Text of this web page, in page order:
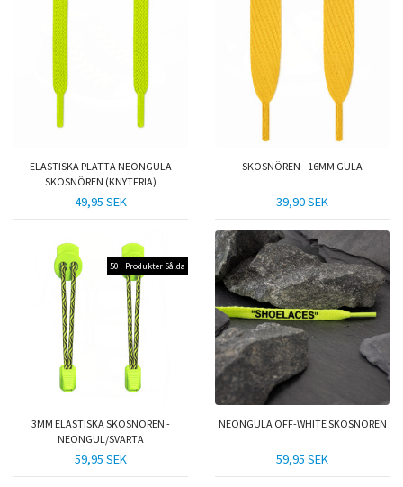
ELASTISKA PLATTA NEONGULA
SKOSNÖREN (KNYTFRIA)
49,95 SEK
SKOSNÖREN - 16MM GULA
39,90 SEK
50+ Produkter Sålda
3MM ELASTISKA SKOSNÖREN -
NEONGUL/SVARTA
59,95 SEK
NEONGULA OFF-WHITE SKOSNÖREN
59,95 SEK